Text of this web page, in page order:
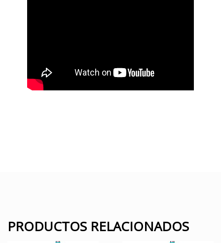
PRODUCTOS RELACIONADOS